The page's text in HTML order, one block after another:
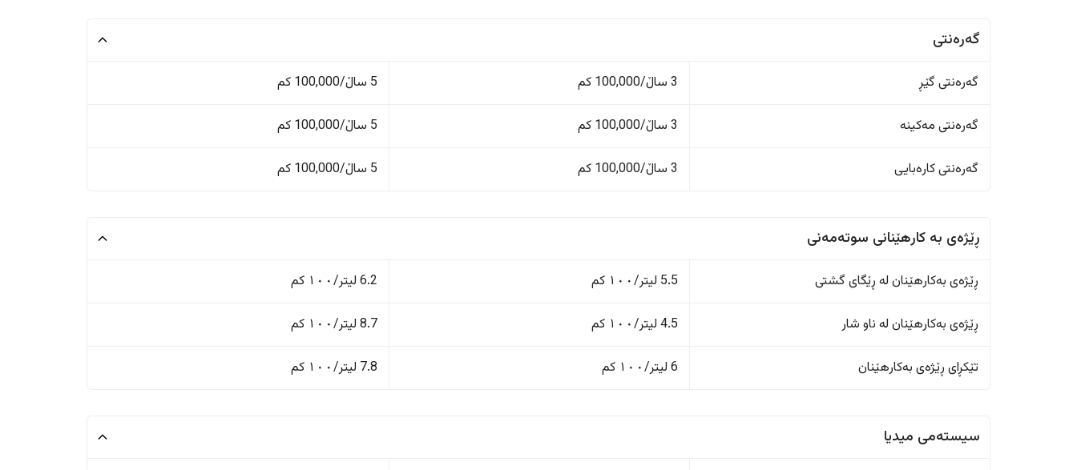
گەرەنتی
گەرەنتی گێڕ 3 ساڵ/100,000 کم 5 ساڵ/100,000 کم
گەرەنتی مەکینە 3 ساڵ/100,000 کم 5 ساڵ/100,000 کم
گەرەنتی کارەبایی 3 ساڵ/100,000 کم 5 ساڵ/100,000 کم
ڕێژەى به کارهێنانی سوتەمەنی
ڕێژەى بەکارهێنان له ڕێگای گشتی 5.5 لیتر/١٠٠ کم 6.2 لیتر/١٠٠ کم
ڕێژەى بەکارهێنان له ناو شار 4.5 لیتر/١٠٠ کم 8.7 لیتر/١٠٠ کم
تێکڕای ڕێژەى بەکارهێنان 6 لیتر/١٠٠ کم 7.8 لیتر/١٠٠ کم
سیستەمی میدیا